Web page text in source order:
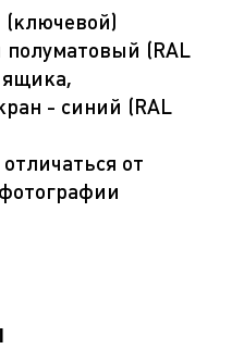
(ключевой)
(RAL
ящика,
- синий (RAL
от